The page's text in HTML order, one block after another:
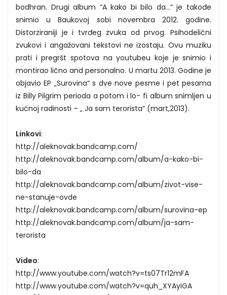
bodhran. Drugi album “A kako bi bilo da…“ je takođe
snimio u Baukovoj sobi novembra 2012. godine.
Distorziraniji je i tvrđeg zvuka od prvog. Psihodelični
zvukovi i angažovani tekstovi ne izostaju. Ovu muziku
prati i pregršt spotova na youtubeu koje je snimio i
montirao lično and personalno. U martu 2013. Godine je
objavio EP „Surovina“ s dve nove pesme i pet pesama
iz Billy Pilgrim perioda a potom i lo- fi album snimljen u
kućnoj radinosti – „ Ja sam terorista“ (mart,2013).
Linkovi:
http://aleknovak.bandcamp.com/
http://aleknovak.bandcamp.com/album/a-kako-bi-
bilo-da
http://aleknovak.bandcamp.com/album/zivot-vise-
ne-stanuje-ovde
http://aleknovak.bandcamp.com/album/surovina-ep
http://aleknovak.bandcamp.com/album/ja-sam-
terorista
Video:
http://www.youtube.com/watch?v=ts07Tr12mFA
http://www.youtube.com/watch?v=quh_XYAyiGA